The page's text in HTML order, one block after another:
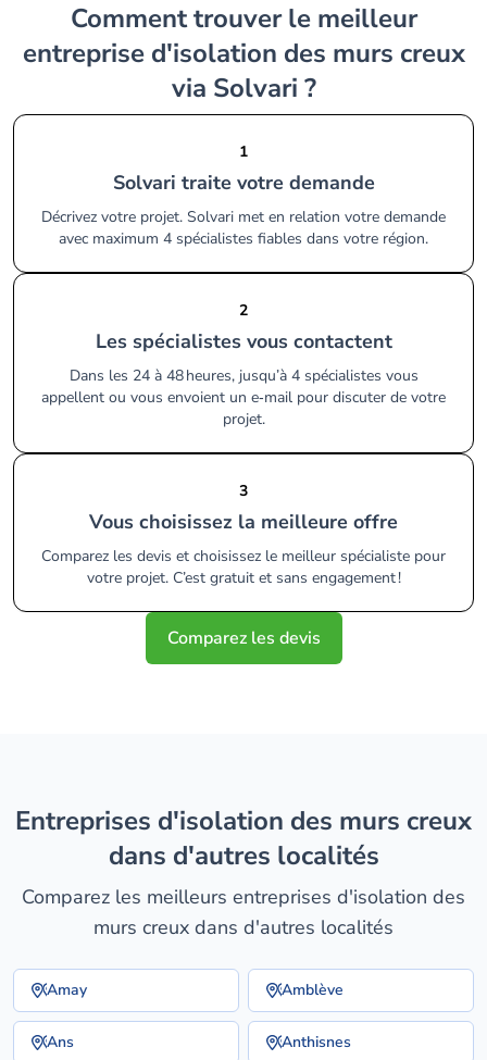
Comment trouver le meilleur
entreprise d'isolation des murs creux
via Solvari ?
1
Solvari traite votre demande
Décrivez votre projet. Solvari met en relation votre demande
avec maximum 4 spécialistes fiables dans votre région.
2
Les spécialistes vous contactent
Dans les 24 à 48 heures, jusqu’à 4 spécialistes vous
appellent ou vous envoient un e‑mail pour discuter de votre
projet.
3
Vous choisissez la meilleure offre
Comparez les devis et choisissez le meilleur spécialiste pour
votre projet. C’est gratuit et sans engagement !
Comparez les devis
entreprises d'isolation des murs creux
dans d'autres localités
Comparez les meilleurs entreprises d'isolation des
murs creux dans d'autres localités
Amay Amblève
Ans Anthisnes